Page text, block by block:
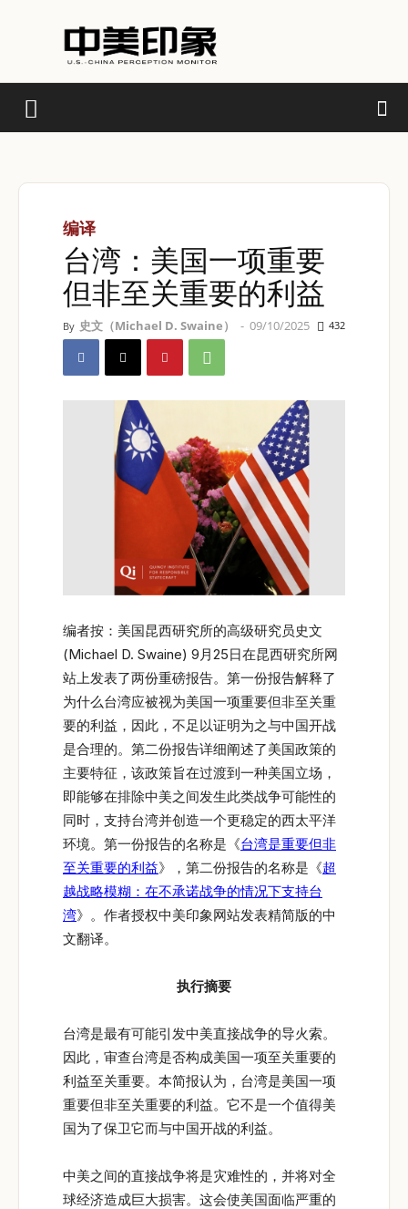
编译
台湾：美国一项重要
但非至关重要的利益
By 史文（Michael D. Swaine） - 09/10/2025 432
编者按：美国昆西研究所的高级研究员史文
(Michael D. Swaine) 9月25日在昆西研究所网
站上发表了两份重磅报告。第一份报告解释了
为什么台湾应被视为美国一项重要但非至关重
要的利益，因此，不足以证明为之与中国开战
是合理的。第二份报告详细阐述了美国政策的
主要特征，该政策旨在过渡到一种美国立场，
即能够在排除中美之间发生此类战争可能性的
同时，支持台湾并创造一个更稳定的西太平洋
环境。第一份报告的名称是《台湾是重要但非
至关重要的利益》，第二份报告的名称是《超
越战略模糊：在不承诺战争的情况下支持台
湾》。作者授权中美印象网站发表精简版的中
文翻译。
执行摘要
台湾是最有可能引发中美直接战争的导火索。
因此，审查台湾是否构成美国一项至关重要的
利益至关重要。本简报认为，台湾是美国一项
重要但非至关重要的利益。它不是一个值得美
国为了保卫它而与中国开战的利益。
中美之间的直接战争将是灾难性的，并将对全
球经济造成巨大损害。这会使美国面临严重的